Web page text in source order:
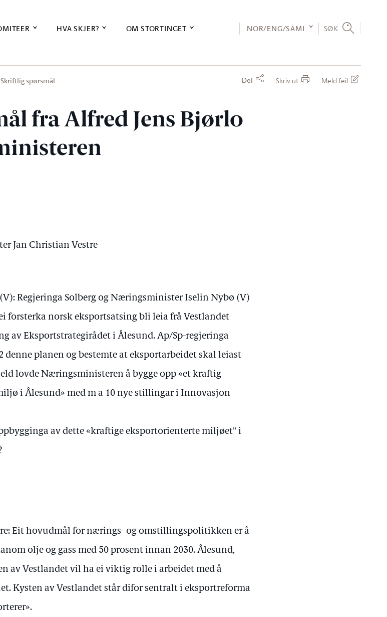
HVA SKJER? OM STORTINGET NOR/ENG/SÁMI SØK
Skriftlig spørsmål Del Skriv ut Meld feil
fra Alfred Jens Bjørlo
Jan Christian Vestre
Regjeringa Solberg og Næringsminister Iselin Nybø (V)
forsterka norsk eksportsatsing bli leia frå Vestlandet
av Eksportstrategirådet i Ålesund. Ap/Sp-regjeringa
denne planen og bestemte at eksportarbeidet skal leiast
lovde Næringsministeren å bygge opp «et kraftig
i Ålesund» med m a 10 nye stillingar i Innovasjon
av dette «kraftige eksportorienterte miljøet" i
Eit hovudmål for nærings- og omstillingspolitikken er å
olje og gass med 50 prosent innan 2030. Ålesund,
av Vestlandet vil ha ei viktig rolle i arbeidet med å
Kysten av Vestlandet står difor sentralt i eksportreforma